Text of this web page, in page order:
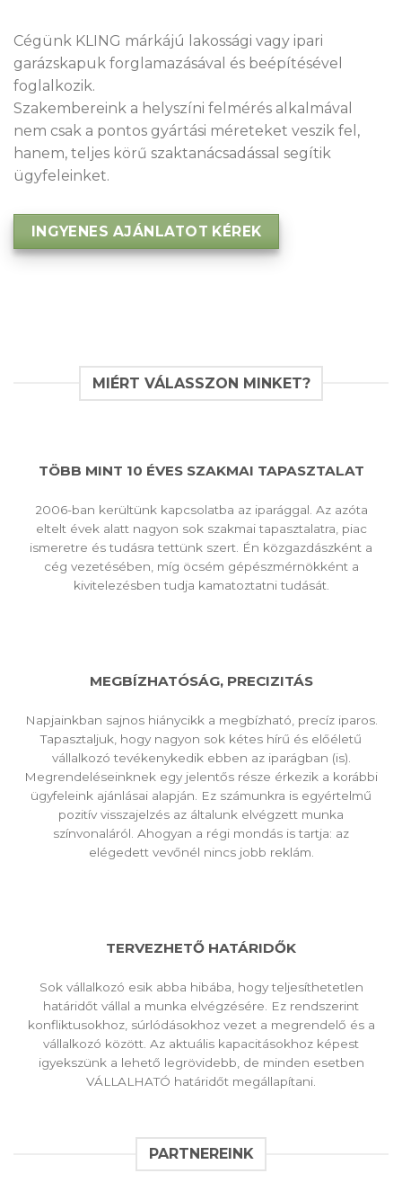
Cégünk KLING márkájú lakossági vagy ipari
garázskapuk forglamazásával és beépítésével
foglalkozik.
Szakembereink a helyszíni felmérés alkalmával
nem csak a pontos gyártási méreteket veszik fel,
hanem, teljes körű szaktanácsadással segítik
ügyfeleinket.
INGYENES AJÁNLATOT KÉREK
MIÉRT VÁLASSZON MINKET?
TÖBB MINT 10 ÉVES SZAKMAI TAPASZTALAT
2006-ban kerültünk kapcsolatba az iparággal. Az azóta
eltelt évek alatt nagyon sok szakmai tapasztalatra, piac
ismeretre és tudásra tettünk szert. Én közgazdászként a
cég vezetésében, míg öcsém gépészmérnökként a
kivitelezésben tudja kamatoztatni tudását.
MEGBÍZHATÓSÁG, PRECIZITÁS
Napjainkban sajnos hiánycikk a megbízható, precíz iparos.
Tapasztaljuk, hogy nagyon sok kétes hírű és előéletű
vállalkozó tevékenykedik ebben az iparágban (is).
Megrendeléseinknek egy jelentős része érkezik a korábbi
ügyfeleink ajánlásai alapján. Ez számunkra is egyértelmű
pozitív visszajelzés az általunk elvégzett munka
színvonaláról. Ahogyan a régi mondás is tartja: az
elégedett vevőnél nincs jobb reklám.
TERVEZHETŐ HATÁRIDŐK
Sok vállalkozó esik abba hibába, hogy teljesíthetetlen
határidőt vállal a munka elvégzésére. Ez rendszerint
konfliktusokhoz, súrlódásokhoz vezet a megrendelő és a
vállalkozó között. Az aktuális kapacitásokhoz képest
igyekszünk a lehető legrövidebb, de minden esetben
VÁLLALHATÓ határidőt megállapítani.
PARTNEREINK